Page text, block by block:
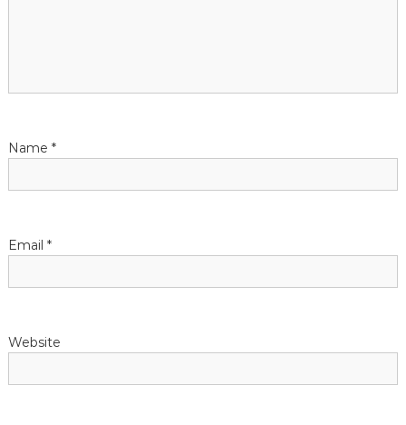
t
iName *
Email *
Website